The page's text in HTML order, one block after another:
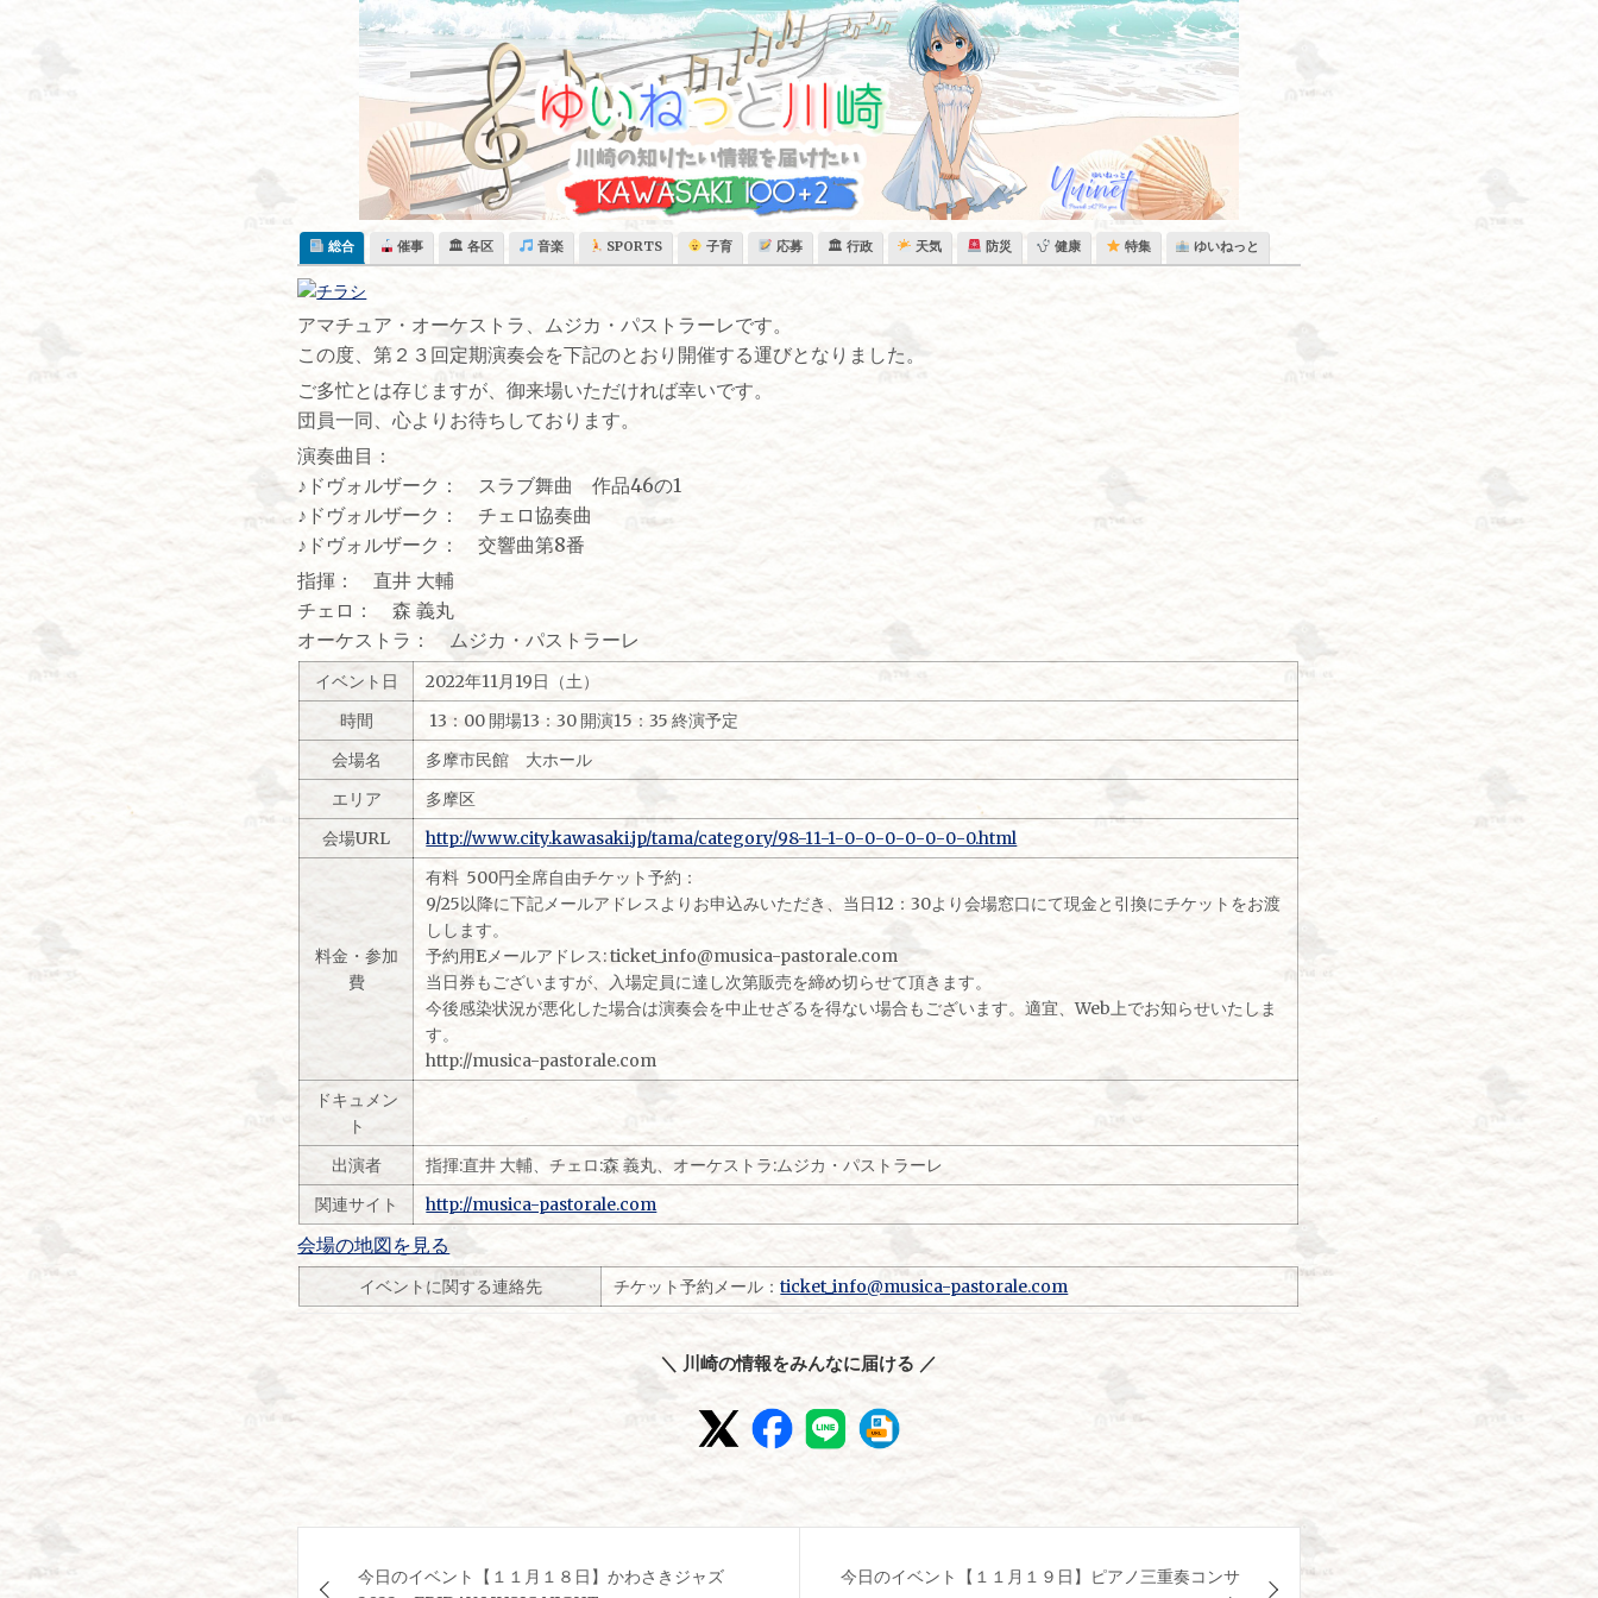
総合 催事 🏛 各区 音楽 SPORTS 子育 応募 🏛 行政 天気 防災 健康 特集 ゆいねっと
アマチュア・オーケストラ、ムジカ・パストラーレです。
この度、第２３回定期演奏会を下記のとおり開催する運びとなりました。
ご多忙とは存じますが、御来場いただければ幸いです。
団員一同、心よりお待ちしております。
演奏曲目：
♪ドヴォルザーク： スラブ舞曲 作品46の1
♪ドヴォルザーク： チェロ協奏曲
♪ドヴォルザーク： 交響曲第8番
指揮： 直井 大輔
チェロ： 森 義丸
オーケストラ： ムジカ・パストラーレ
イベント日
2022年11月19日（土）
時間
13：00 開場13：30 開演15：35 終演予定
会場名
多摩市民館 大ホール
エリア
多摩区
会場URL
http://www.city.kawasaki.jp/tama/category/98-11-1-0-0-0-0-0-0-0.html
料金・参加
費
有料 500円全席自由チケット予約：
9/25以降に下記メールアドレスよりお申込みいただき、当日12：30より会場窓口にて現金と引換にチケットをお渡
しします。
予約用Eメールアドレス: ticket_info@musica-pastorale.com
当日券もございますが、入場定員に達し次第販売を締め切らせて頂きます。
今後感染状況が悪化した場合は演奏会を中止せざるを得ない場合もございます。適宜、Web上でお知らせいたしま
す。
http://musica-pastorale.com
ドキュメン
ト
出演者
指揮:直井 大輔、チェロ:森 義丸、オーケストラ:ムジカ・パストラーレ
関連サイト
http://musica-pastorale.com
会場の地図を見る
イベントに関する連絡先 チケット予約メール：ticket_info@musica-pastorale.com
＼ 川崎の情報をみんなに届ける ／
今日のイベント【１１月１８日】かわさきジャズ
今日のイベント【１１月１９日】ピアノ三重奏コンサ